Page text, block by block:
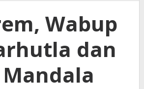
Wabup
dan